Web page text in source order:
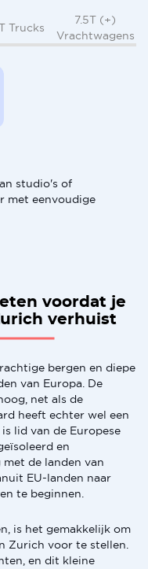
Trucks
7.5T (+)
Vrachtwagens
studio's of
met eenvoudige
voordat je
verhuist
bergen en diepe
van Europa. De
net als de
heeft echter wel een
lid van de Europese
en
de landen van
EU-landen naar
te beginnen.
is het gemakkelijk om
Zurich voor te stellen.
en dit kleine